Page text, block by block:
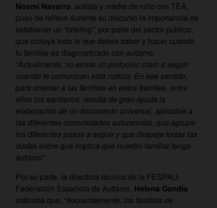
Noemí Navarro, autista y madre de niño con TEA,
puso de relieve durante su discurso la importancia de
establecer un “briefing”, por parte del sector público,
que incluya todo lo que debes saber y hacer cuando
tu familiar es diagnosticado con autismo.
“Actualmente, no existe un protocolo claro a seguir
cuando te comunican esta noticia. En ese sentido,
para orientar a las familias en estos trámites, entre
ellos los sanitarios, resulta de gran ayuda la
elaboración de un documento universal, aplicable a
las diferentes comunidades autonomías, que agrupe
los diferentes pasos a seguir y que despeje todas las
dudas sobre qué implica que nuestro familiar tenga
autismo”.
Por su parte, la directora técnica de la FESPAU-
Federación Española de Autismo, Helena Gandía
indicaba que, “frecuentemente, las familias de